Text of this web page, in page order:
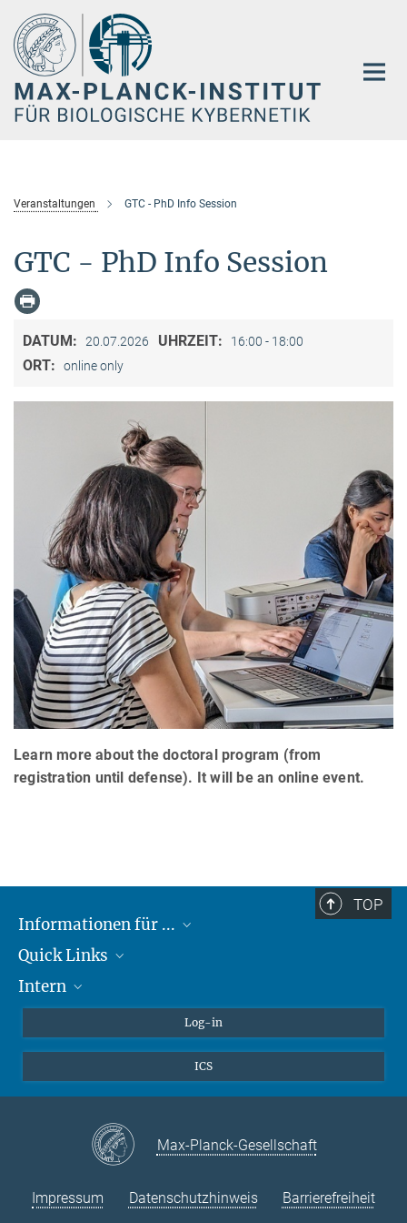
Hauptinhalt
Veranstaltungen GTC - PhD Info Session
GTC - PhD Info Session
DATUM: 20.07.2026 UHRZEIT: 16:00 - 18:00
ORT: online only
Learn more about the doctoral program (from
registration until defense). It will be an online event.
TOP
Informationen für ...
Lieferanten
Studierende
Quick Links
Max-Planck-Gesellschaft
Max-Planck-Campus Tübingen
Intern
Eduroam
Log-in
ICS
Max-Planck-Gesellschaft
Impressum Datenschutzhinweis Barrierefreiheit